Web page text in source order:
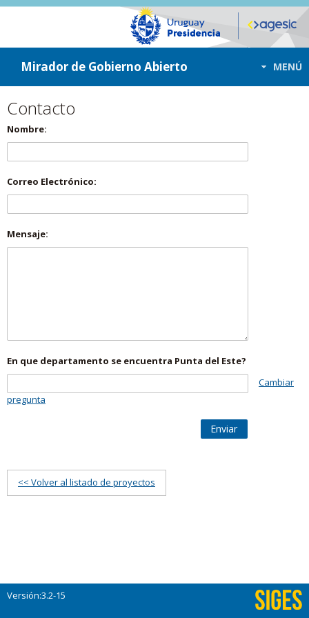
ir a contenido
ir al menú
Mirador de Gobierno Abierto MENÚ
Contacto
Nombre:
Correo Electrónico:
Mensaje:
En que departamento se encuentra Punta del Este?
Cambiar
pregunta
Enviar
<< Volver al listado de proyectos
Versión:3.2-15